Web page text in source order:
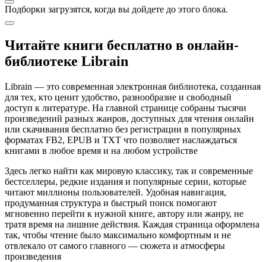
Подборки загрузятся, когда вы дойдете до этого блока.
Читайте книги бесплатно в онлайн-
библиотеке Librain
Librain — это современная электронная библиотека, созданная
для тех, кто ценит удобство, разнообразие и свободный
доступ к литературе. На главной странице собраны тысячи
произведений разных жанров, доступных для чтения онлайн
или скачивания бесплатно без регистрации в популярных
форматах FB2, EPUB и TXT что позволяет наслаждаться
книгами в любое время и на любом устройстве
Здесь легко найти как мировую классику, так и современные
бестселлеры, редкие издания и популярные серии, которые
читают миллионы пользователей. Удобная навигация,
продуманная структура и быстрый поиск помогают
мгновенно перейти к нужной книге, автору или жанру, не
тратя время на лишние действия. Каждая страница оформлена
так, чтобы чтение было максимально комфортным и не
отвлекало от самого главного — сюжета и атмосферы
произведения